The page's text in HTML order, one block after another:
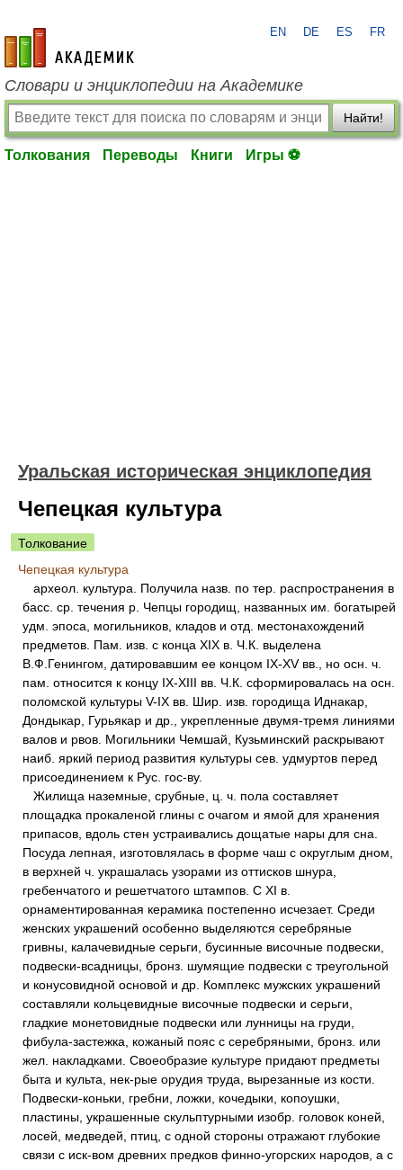
academic.ru
EN DE ES FR
Словари и энциклопедии на Академике
Найти!
Толкования Переводы Книги Игры ⚽
Уральская историческая энциклопедия
Чепецкая культура
Толкование
Чепецкая культура
археол. культура. Получила назв. по тер. распространения в
басс. ср. течения р. Чепцы городищ, названных им. богатырей
удм. эпоса, могильников, кладов и отд. местонахождений
предметов. Пам. изв. с конца XIX в. Ч.К. выделена
В.Ф.Генингом, датировавшим ее концом IX-XV вв., но осн. ч.
пам. относится к концу IX-XIII вв. Ч.К. сформировалась на осн.
поломской культуры V-IX вв. Шир. изв. городища Иднакар,
Дондыкар, Гурьякар и др., укрепленные двумя-тремя линиями
валов и рвов. Могильники Чемшай, Кузьминский раскрывают
наиб. яркий период развития культуры сев. удмуртов перед
присоединением к Рус. гос-ву.
Жилища наземные, срубные, ц. ч. пола составляет
площадка прокаленой глины с очагом и ямой для хранения
припасов, вдоль стен устраивались дощатые нары для сна.
Посуда лепная, изготовлялась в форме чаш с округлым дном,
в верхней ч. украшалась узорами из оттисков шнура,
гребенчатого и решетчатого штампов. С XI в.
орнаментированная керамика постепенно исчезает. Среди
женских украшений особенно выделяются серебряные
гривны, калачевидные серьги, бусинные височные подвески,
подвески-всадницы, бронз. шумящие подвески с треугольной
и конусовидной основой и др. Комплекс мужских украшений
составляли кольцевидные височные подвески и серьги,
гладкие монетовидные подвески или лунницы на груди,
фибула-застежка, кожаный пояс с серебряными, бронз. или
жел. накладками. Своеобразие культуре придают предметы
быта и культа, нек-рые орудия труда, вырезанные из кости.
Подвески-коньки, гребни, ложки, кочедыки, копоушки,
пластины, украшенные скульптурными изобр. головок коней,
лосей, медведей, птиц, с одной стороны отражают глубокие
связи с иск-вом древних предков финно-угорских народов, а с